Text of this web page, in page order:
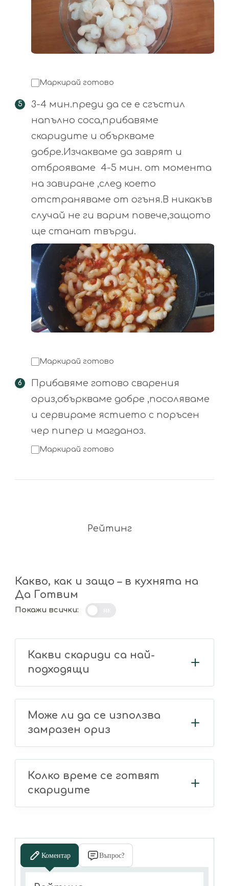
Маркирай готово
3-4 мин.преди да се е сгъстил
напълно соса,прибавяме
скаридите и объркваме
добре.Изчакваме да заврят и
отброяваме 4-5 мин. от момента
на завиране ,след което
отстраняваме от огъня.В никакъв
случай не ги варим повече,защото
ще станат твърди.
Маркирай готово
Прибавяме готово сварения
ориз,объркваме добре ,посоляваме
и сервираме ястието с поръсен
чер пипер и магданоз.
Маркирай готово
Рейтинг
Какво, как и защо – в кухнята на
Да Готвим
Покажи всички:
Какви скариди са най-
подходящи
Може ли да се използва
замразен ориз
Колко време се готвят
скаридите
Коментар Въпрос?